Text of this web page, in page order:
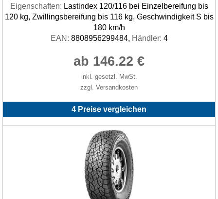
Eigenschaften: Lastindex 120/116 bei Einzelbereifung bis
120 kg, Zwillingsbereifung bis 116 kg, Geschwindigkeit S bis
180 km/h
EAN: 8808956299484, Händler: 4
ab 146.22 €
inkl. gesetzl. MwSt.
zzgl. Versandkosten
4 Preise vergleichen